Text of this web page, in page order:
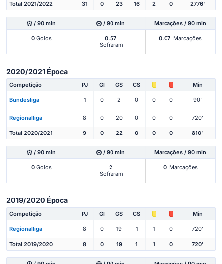
Total 2021/2022 31 0 23 16 2 0 2776'
/ 90 min / 90 min Marcações / 90 min
0Golos
0.57
Sofreram
0.07 Marcações
2020/2021 Época
Competição PJ Gl GS CS Min
Bundesliga 1 0 2 0 0 0 90'
Regionalliga 8 0 20 0 0 0 720'
Total 2020/2021 9 0 22 0 0 0 810'
/ 90 min / 90 min Marcações / 90 min
0Golos
2
Sofreram
0 Marcações
2019/2020 Época
Competição PJ Gl GS CS Min
Regionalliga 8 0 19 1 1 0 720'
Total 2019/2020 8 0 19 1 1 0 720'